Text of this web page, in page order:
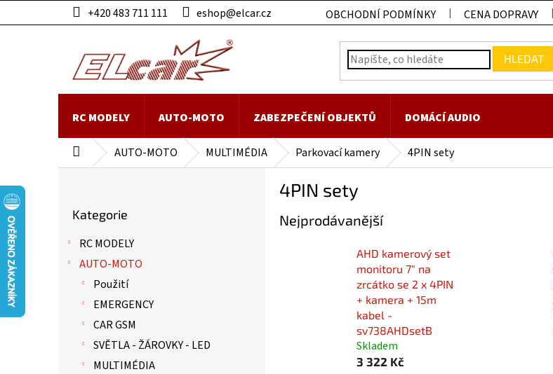
na
+420 483 711 111 eshop@elcar.cz OBCHODNÍ PODMÍNKY CENA DOPRAVY
HLEDAT
RC MODELY AUTO-MOTO ZABEZPEČENÍ OBJEKTŮ DOMÁCÍ AUDIO
Domů AUTO-MOTO MULTIMÉDIA Parkovací kamery 4PIN sety
kategorie
Kategorie
RC MODELY
AUTO-MOTO
Použití
EMERGENCY
CAR GSM
SVĚTLA - ŽÁROVKY - LED
MULTIMÉDIA
4PIN sety
Nejprodávanější
AHD kamerový set
monitoru 7" na
zrcátko se 2 x 4PIN
+ kamera + 15m
kabel -
sv738AHDsetB
Skladem
3 322 Kč